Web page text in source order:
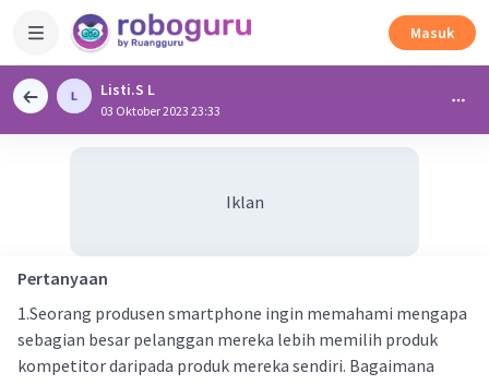
Masuk
Listi.S L
03 Oktober 2023 23:33
Iklan
Pertanyaan
1.Seorang produsen smartphone ingin memahami mengapa
sebagian besar pelanggan mereka lebih memilih produk
kompetitor daripada produk mereka sendiri. Bagaimana